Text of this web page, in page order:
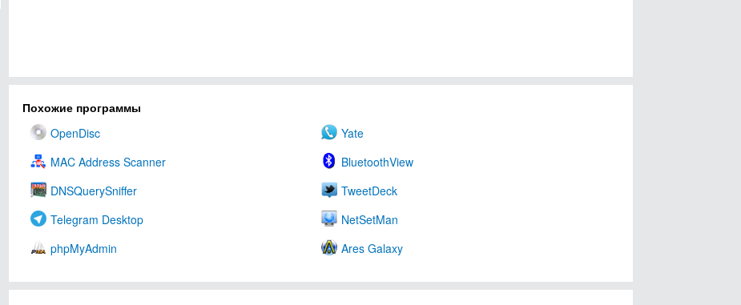
Похожие программы
OpenDisc
Yate
MAC Address Scanner
BluetoothView
DNSQuerySniffer
TweetDeck
Telegram Desktop
NetSetMan
phpMyAdmin
Ares Galaxy